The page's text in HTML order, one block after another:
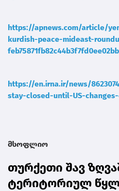
https://apnews.com/article/
kurdish-peace-mideast-
https://en.irna.ir/news/
stay-closed-until-US-
მსოფლიო
თურქეთი შავ
ტერიტორიულ